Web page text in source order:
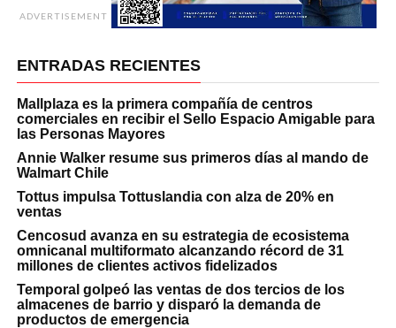
ADVERTISEMENT
ENTRADAS RECIENTES
Mallplaza es la primera compañía de centros
comerciales en recibir el Sello Espacio Amigable para
las Personas Mayores
Annie Walker resume sus primeros días al mando de
Walmart Chile
Tottus impulsa Tottuslandia con alza de 20% en
ventas
Cencosud avanza en su estrategia de ecosistema
omnicanal multiformato alcanzando récord de 31
millones de clientes activos fidelizados
Temporal golpeó las ventas de dos tercios de los
almacenes de barrio y disparó la demanda de
productos de emergencia